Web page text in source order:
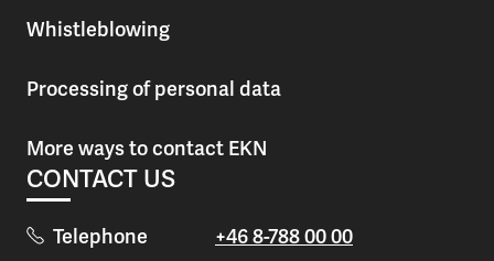
Whistleblowing
Processing of personal data
More ways to contact EKN
CONTACT US
Telephone +46 8-788 00 00